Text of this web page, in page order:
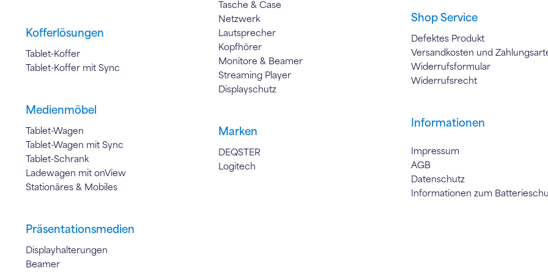
Kofferlösungen
Tablet-Koffer
Tablet-Koffer mit Sync
Medienmöbel
Tablet-Wagen
Tablet-Wagen mit Sync
Tablet-Schrank
Ladewagen mit onView
Stationäres & Mobiles
Präsentationsmedien
Displayhalterungen
Beamer
Tasche & Case
Netzwerk
Lautsprecher
Kopfhörer
Monitore & Beamer
Streaming Player
Displayschutz
Marken
DEQSTER
Logitech
Shop Service
Defektes Produkt
Versandkosten und
Widerrufsformular
Widerrufsrecht
Informationen
Impressum
AGB
Datenschutz
Informationen zum